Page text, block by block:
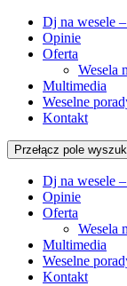
Dj na wesele
Opinie
Oferta
Wesela
Multimedia
Weselne
Kontakt
Przełącz pole
Dj na wesele
Opinie
Oferta
Wesela
Multimedia
Weselne
Kontakt